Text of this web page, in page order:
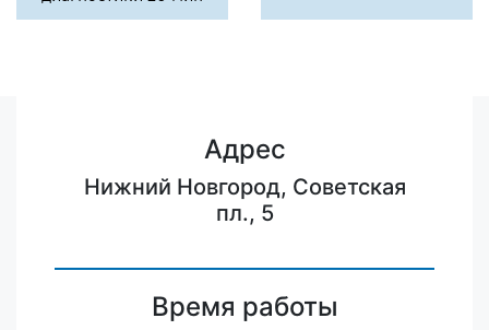
Адрес
Нижний Новгород, Советская
пл., 5
Время работы